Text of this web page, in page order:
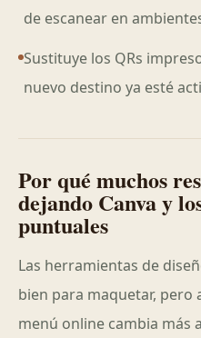
de escanear en
Sustituye los QRs
nuevo destino ya esté
Por qué muchos
dejando Canva y
puntuales
Las herramientas de
bien para maquetar, pero
menú online cambia más